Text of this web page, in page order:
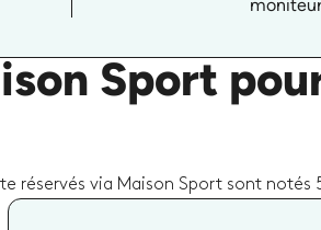
Sport
réservés via Maison Sport sont notés